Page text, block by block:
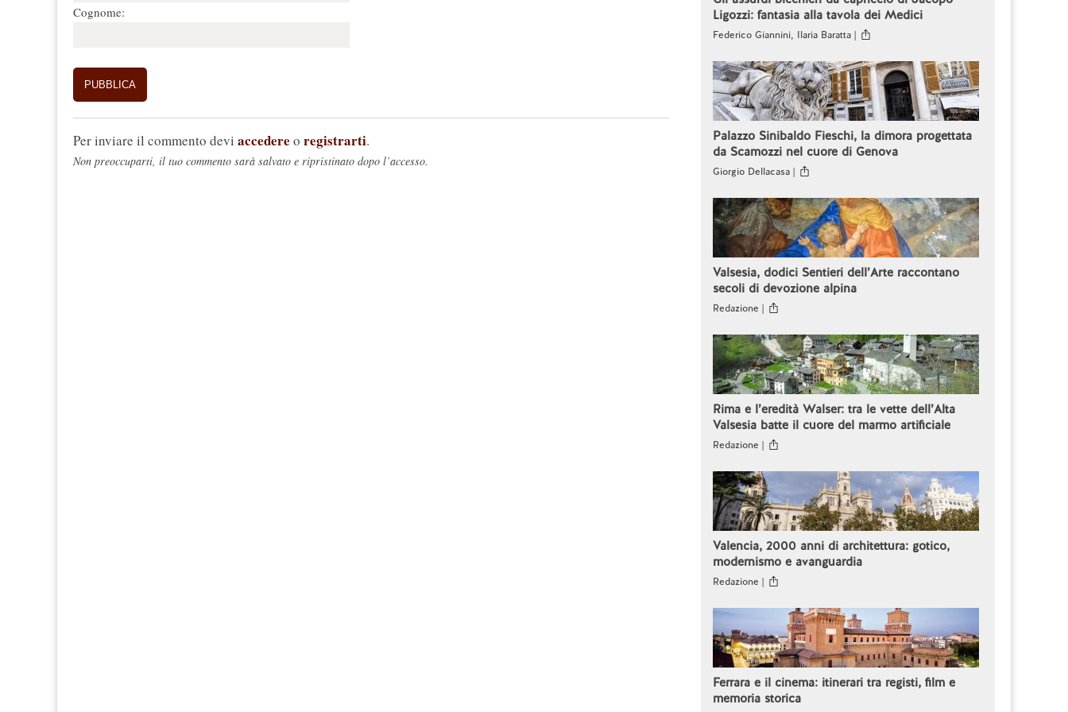
Cognome:
Per inviare il commento devi accedere o registrarti.
Non preoccuparti, il tuo commento sarà salvato e ripristinato dopo l’accesso.
Ligozzi: fantasia alla tavola dei Medici
Federico Giannini, Ilaria Baratta |
Palazzo Sinibaldo Fieschi, la dimora progettata
da Scamozzi nel cuore di Genova
Giorgio Dellacasa |
Valsesia, dodici Sentieri dell’Arte raccontano
secoli di devozione alpina
Redazione |
Rima e l’eredità Walser: tra le vette dell’Alta
Valsesia batte il cuore del marmo artificiale
Redazione |
Valencia, 2000 anni di architettura: gotico,
modernismo e avanguardia
Redazione |
Ferrara e il cinema: itinerari tra registi, film e
memoria storica